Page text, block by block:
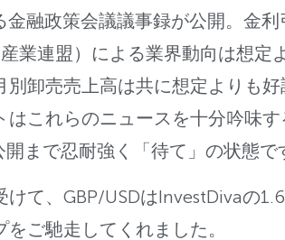
金融政策会議議事録が公開。金
業連盟）による業界動向は想定
別卸売売上高は共に想定よりも好
はこれらのニュースを十分吟味
まで忍耐強く「待て」の状態で
けて、GBP/USDはInvestDivaの
ご馳走してくれました。